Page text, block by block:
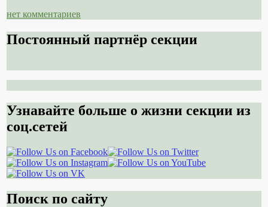
нет комментариев
Постоянный партнёр секции
Узнавайте больше о жизни секции из
соц.сетей
Поиск по сайту